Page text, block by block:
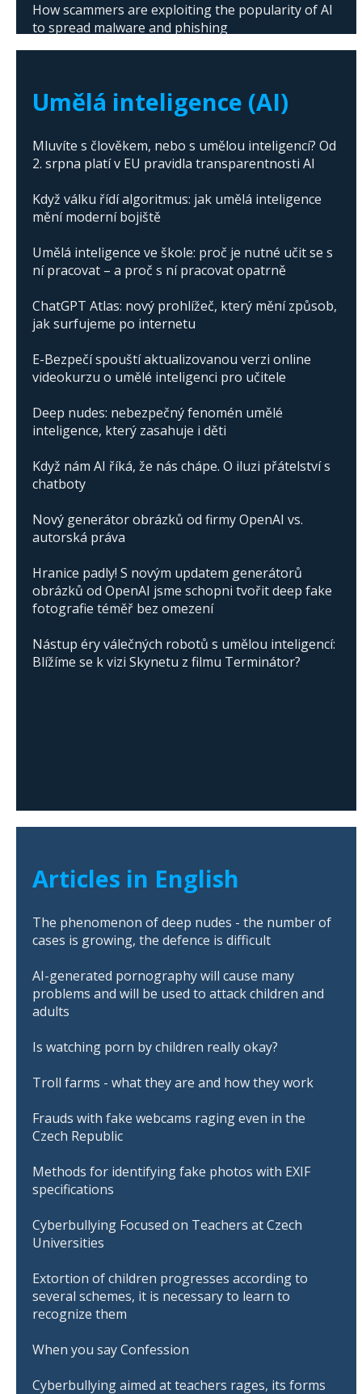
How scammers are exploiting the popularity of AI
to spread malware and phishing
Umělá inteligence (AI)
Mluvíte s člověkem, nebo s umělou inteligencí? Od
2. srpna platí v EU pravidla transparentnosti AI
Když válku řídí algoritmus: jak umělá inteligence
mění moderní bojiště
Umělá inteligence ve škole: proč je nutné učit se s
ní pracovat – a proč s ní pracovat opatrně
ChatGPT Atlas: nový prohlížeč, který mění způsob,
jak surfujeme po internetu
E-Bezpečí spouští aktualizovanou verzi online
videokurzu o umělé inteligenci pro učitele
Deep nudes: nebezpečný fenomén umělé
inteligence, který zasahuje i děti
Když nám AI říká, že nás chápe. O iluzi přátelství s
chatboty
Nový generátor obrázků od firmy OpenAI vs.
autorská práva
Hranice padly! S novým updatem generátorů
obrázků od OpenAI jsme schopni tvořit deep fake
fotografie téměř bez omezení
Nástup éry válečných robotů s umělou inteligencí:
Blížíme se k vizi Skynetu z filmu Terminátor?
Articles in English
The phenomenon of deep nudes - the number of
cases is growing, the defence is difficult
AI-generated pornography will cause many
problems and will be used to attack children and
adults
Is watching porn by children really okay?
Troll farms - what they are and how they work
Frauds with fake webcams raging even in the
Czech Republic
Methods for identifying fake photos with EXIF
specifications
Cyberbullying Focused on Teachers at Czech
Universities
Extortion of children progresses according to
several schemes, it is necessary to learn to
recognize them
When you say Confession
Cyberbullying aimed at teachers rages, its forms